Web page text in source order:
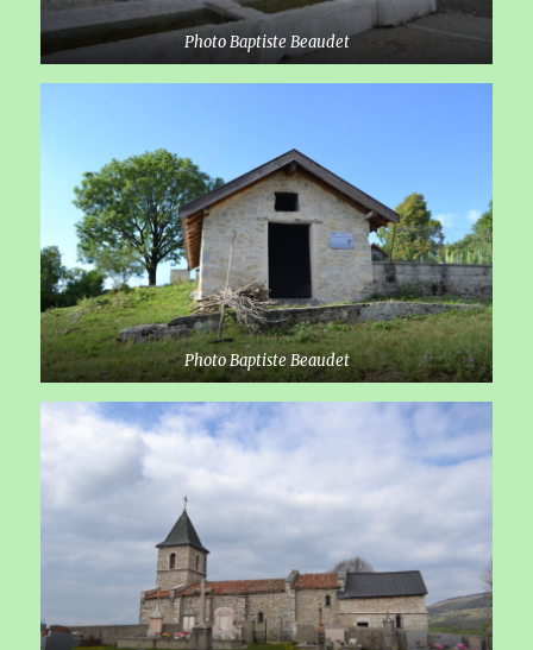
Photo Baptiste Beaudet
Photo Baptiste Beaudet